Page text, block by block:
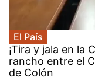
El País
¡Tira y jala en la
rancho entre el
de Colón